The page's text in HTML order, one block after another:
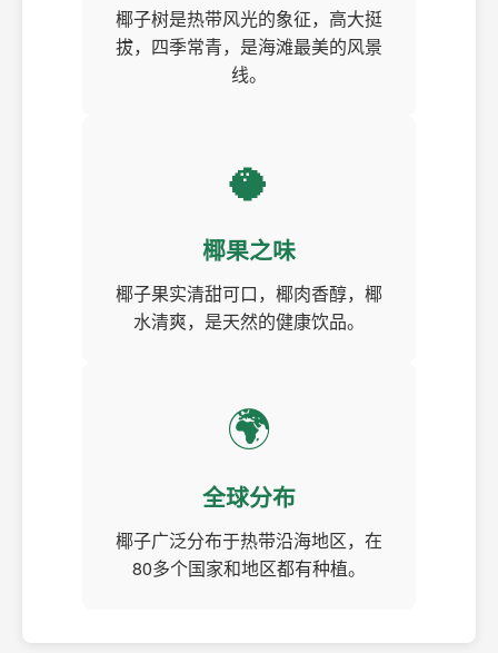
椰子树是热带风光的象征，高大挺
拔，四季常青，是海滩最美的风景
线。
🥥
椰果之味
椰子果实清甜可口，椰肉香醇，椰
水清爽，是天然的健康饮品。
🌍
全球分布
椰子广泛分布于热带沿海地区，在
80多个国家和地区都有种植。